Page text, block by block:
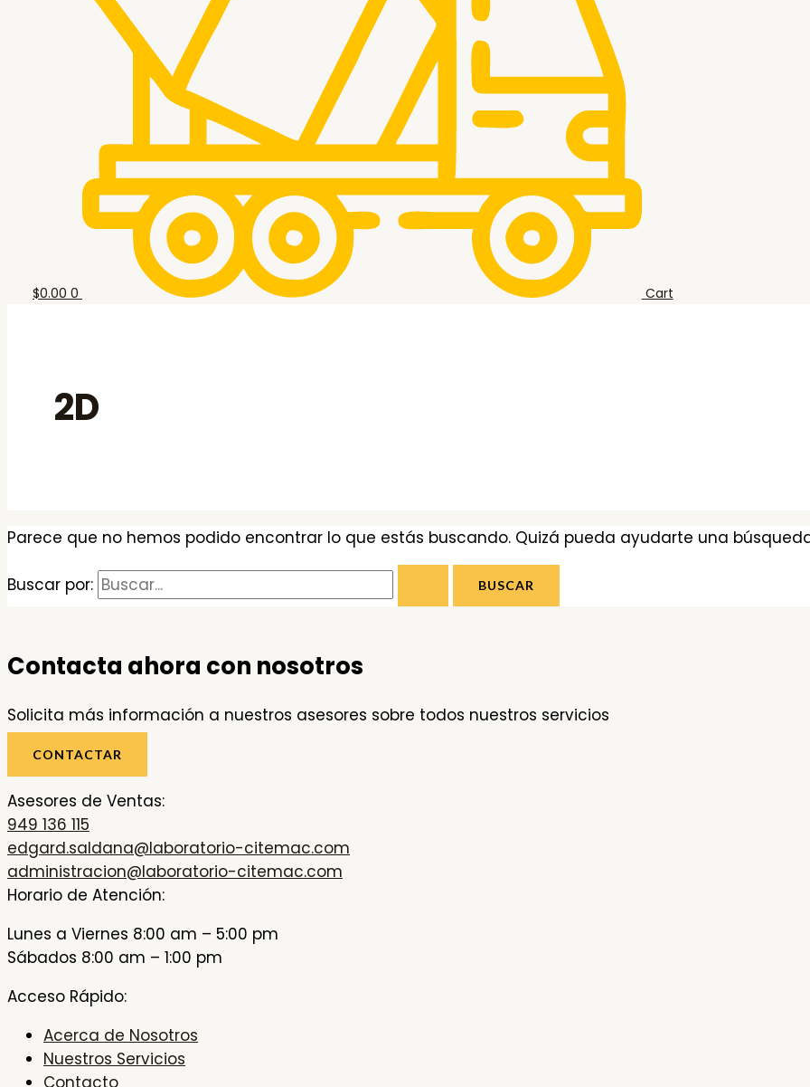
$0.00 0 Cart
2D
Parece que no hemos podido encontrar lo que estás buscando. Quizá pueda ayudarte una
Buscar por:
Contacta ahora con nosotros
Solicita más información a nuestros asesores sobre todos nuestros servicios
CONTACTAR
Asesores de Ventas:
949 136 115
edgard.saldana@laboratorio-citemac.com
administracion@laboratorio-citemac.com
Horario de Atención:
Lunes a Viernes 8:00 am – 5:00 pm
Sábados 8:00 am – 1:00 pm
Acceso Rápido:
Acerca de Nosotros
Nuestros Servicios